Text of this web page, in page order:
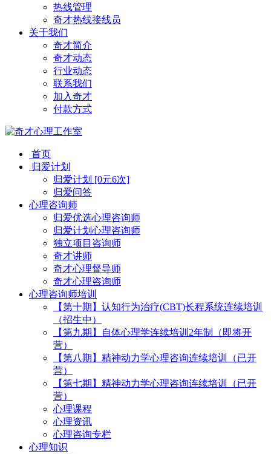
热线管理
奇才热线接线员
关于我们
奇才简介
奇才动态
行业动态
联系我们
加入奇才
付款方式
首页
归爱计划
归爱计划 [0元6次]
归爱问答
心理咨询师
归爱优选心理咨询师
归爱计划心理咨询师
独立项目咨询师
奇才讲师
奇才心理督导师
奇才心理咨询师
心理咨询师培训
【第十期】认知行为治疗(CBT)长程系统连续培训
（招生中）
【第九期】自体心理学连续培训2年制（即将开
营）
【第八期】精神动力学心理咨询连续培训（已开
营）
【第七期】精神动力学心理咨询连续培训（已开
营）
心理课程
心理资讯
心理咨询专栏
心理知识